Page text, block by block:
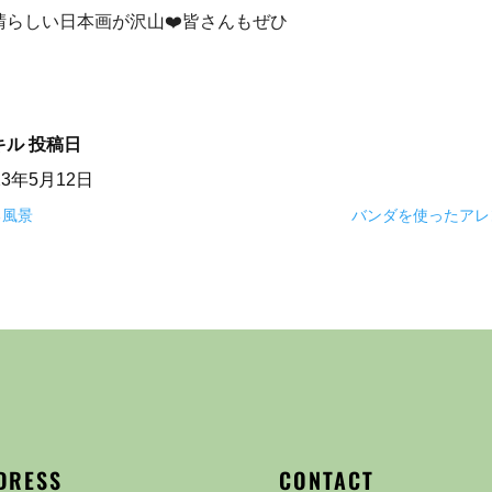
らしい日本画が沢山❤️皆さんもぜひ
ル 投稿日
年5月12日
景 バンダを使ったア
CONTACT